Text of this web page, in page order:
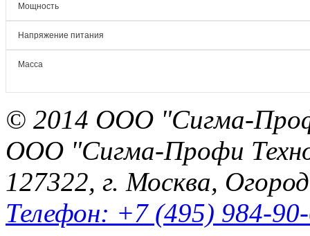
Мощность
Напряжение питания
Масса
© 2014 ООО "Сигма-
ООО "Сигма-Профи
127322, г. Москва,
Телефон: +7 (495) 984-